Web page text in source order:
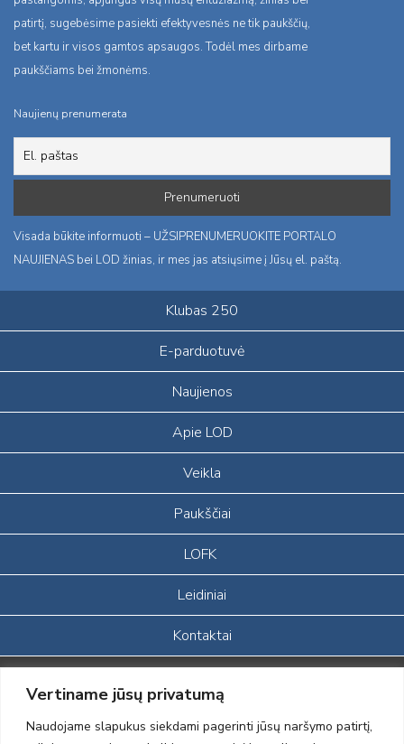
Vertiname jūsų privatumą
Naudojame slapukus siekdami pagerinti jūsų naršymo patirtį,
patirtį, sugebėsime pasiekti efektyvesnės ne tik paukščių,
bet kartu ir visos gamtos apsaugos. Todėl mes dirbame
paukščiams bei žmonėms.
Naujienų prenumerata
Visada būkite informuoti – UŽSIPRENUMERUOKITE PORTALO
NAUJIENAS bei LOD žinias, ir mes jas atsiųsime į Jūsų el. paštą.
Klubas 250
E-parduotuvė
Naujienos
Apie LOD
Veikla
Paukščiai
LOFK
Leidiniai
Kontaktai
Portalas sukurtas įgyvendinant Lietuvos Respublikos, Europos
ekonominės erdvės ir Norvegijos finansinių mechanizmų iš dalies
finansuojamą paprojektį
„LOD visuomeninės /gamtosauginės veiklos sustiprinimas ir įvaizdžio